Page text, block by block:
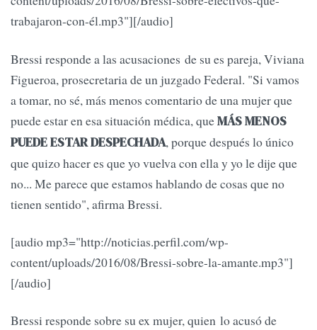
trabajaron-con-él.mp3"][/audio]
Bressi responde a las acusaciones de su es pareja, Viviana
Figueroa, prosecretaria de un juzgado Federal. "Si vamos
a tomar, no sé, más menos comentario de una mujer que
puede estar en esa situación médica, queMÁS MENOS
PUEDE ESTAR DESPECHADA, porque después lo único
que quizo hacer es que yo vuelva con ella y yo le dije que
no... Me parece que estamos hablando de cosas que no
tienen sentido", afirma Bressi.
[audio mp3="http://noticias.perfil.com/wp-
content/uploads/2016/08/Bressi-sobre-la-amante.mp3"]
[/audio]
Bressi responde sobre su ex mujer, quien lo acusó de